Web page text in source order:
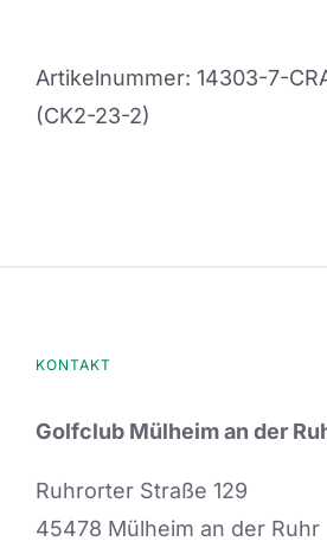
23-
3)
Artikelnummer: 14303-7-
(CK2-23-2)
KONTAKT
Golfclub Mülheim an der
Ruhrorter Straße 129
45478 Mülheim an der Ruhr